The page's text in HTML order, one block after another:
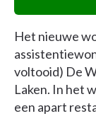
Het nieuwe
voltooid) De
Laken. In het
een apart